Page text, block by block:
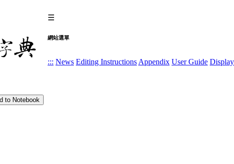
☰
網站選單
::: News Editing Instructions Appendix User Guide
to Notebook